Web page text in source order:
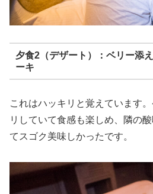
夕食2（デザート）：ベリー添
ーキ
これはハッキリと覚えています
リしていて食感も楽しめ、隣の
てスゴク美味しかったです。